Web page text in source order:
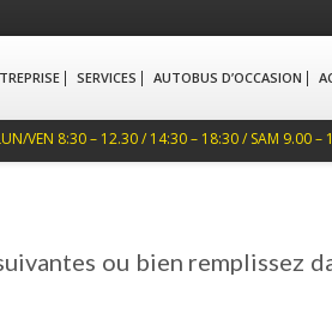
SERVICES AUTOBUS D’OCCASION
LUN/VEN 8:30 – 12.30 / 14:30 – 18:30 / SAM 9.00 –
ou bien remplissez